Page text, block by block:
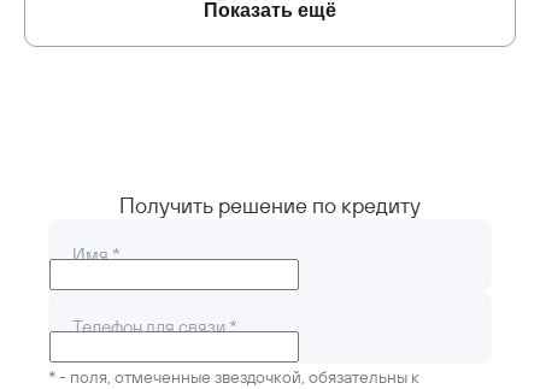
Показать ещё
Получить решение по кредиту
Имя*
Телефон для связи*
* - поля, отмеченные звездочкой, обязательны к